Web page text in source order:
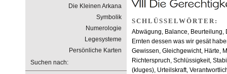
Die Kleinen Arkana
Symbolik
Numerologie
Legesysteme
Persönliche Karten
Suchen nach:
SCHLÜSSELWÖRTER:
Abwägung, Balance, Beurteilung,
Ernten dessen was wir gesät
Gewissen, Gleichgewicht, Härte,
Richterspruch, Schlüssigkeit,
(kluges), Urteilskraft,